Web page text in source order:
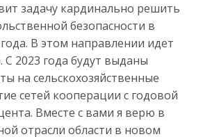
задачу кардинально решить
безопасности в
В этом направлении идет
С 2023 года будут выданы
на сельскохозяйственные
сетей кооперации с годовой
Вместе с вами я верю в
отрасли области в новом